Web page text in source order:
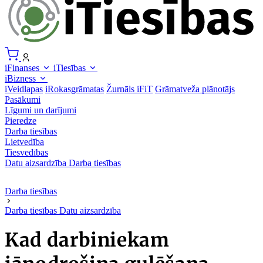
iFinanses
iTiesības
iBizness
iVeidlapas iRokasgrāmatas Žurnāls iFiT Grāmatveža plānotājs
Pasākumi
Līgumi un darījumi
Pieredze
Darba tiesības
Lietvedība
Tiesvedības
Datu aizsardzība Darba tiesības
Darba tiesības
Darba tiesības Datu aizsardzība
Kad darbiniekam